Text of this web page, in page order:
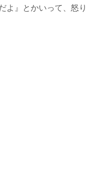
よ』とかいって、怒り